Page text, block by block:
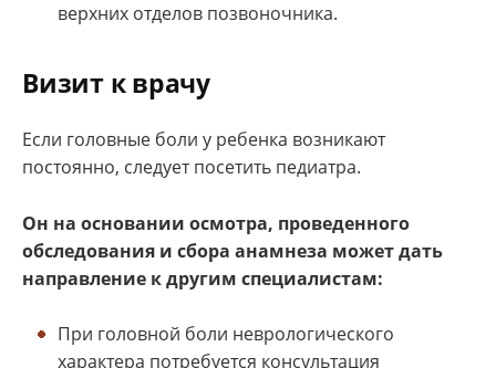
верхних отделов позвоночника.
Визит к врачу
Если головные боли у ребенка возникают
постоянно, следует посетить педиатра.
Он на основании осмотра, проведенного
обследования и сбора анамнеза может дать
направление к другим специалистам:
При головной боли неврологического
характера потребуется консультация